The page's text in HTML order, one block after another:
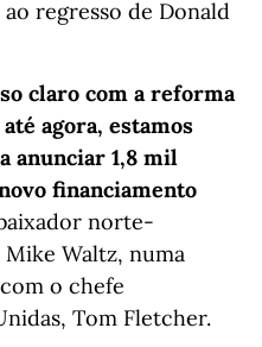
regresso de Donald
claro com a reforma
agora, estamos
anunciar 1,8 mil
financiamento
norte-
Waltz, numa
o chefe
Tom Fletcher.